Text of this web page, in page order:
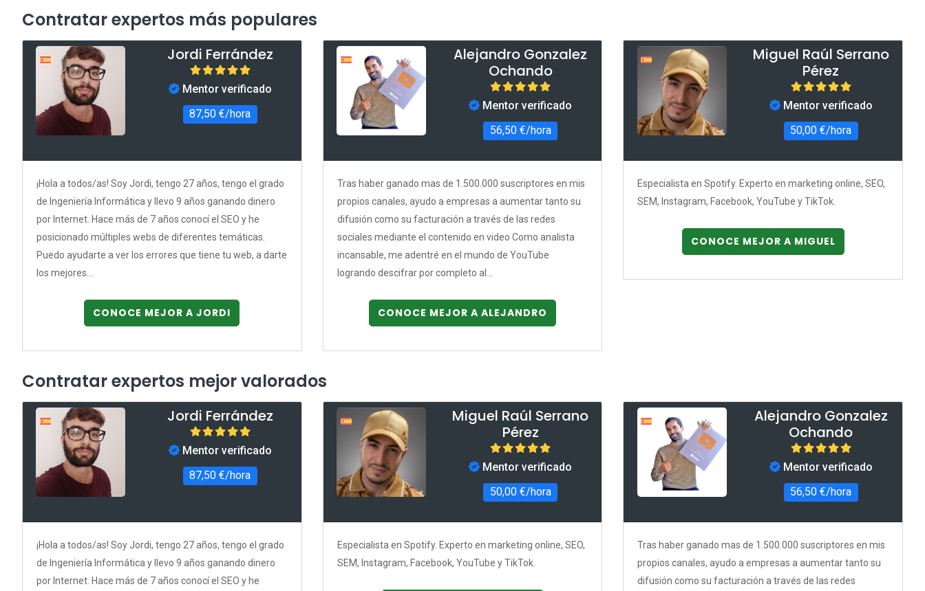
Contratar expertos más populares
Jordi Ferrández
Mentor verificado
87,50 €/hora
¡Hola a todos/as! Soy Jordi, tengo 27 años, tengo el grado
de Ingeniería Informática y llevo 9 años ganando dinero
por Internet. Hace más de 7 años conocí el SEO y he
posicionado múltiples webs de diferentes temáticas.
Puedo ayudarte a ver los errores que tiene tu web, a darte
los mejores...
CONOCE MEJOR A JORDI
Alejandro Gonzalez
Ochando
Mentor verificado
56,50 €/hora
Tras haber ganado mas de 1.500.000 suscriptores en mis
propios canales, ayudo a empresas a aumentar tanto su
difusión como su facturación a través de las redes
sociales mediante el contenido en video Como analista
incansable, me adentré en el mundo de YouTube
logrando descifrar por completo al...
CONOCE MEJOR A ALEJANDRO
Miguel Raúl Serrano
Pérez
Mentor verificado
50,00 €/hora
Especialista en Spotify. Experto en marketing online, SEO,
SEM, Instagram, Facebook, YouTube y TikTok.
CONOCE MEJOR A MIGUEL
Contratar expertos mejor valorados
Jordi Ferrández
Mentor verificado
87,50 €/hora
¡Hola a todos/as! Soy Jordi, tengo 27 años, tengo el grado
de Ingeniería Informática y llevo 9 años ganando dinero
por Internet. Hace más de 7 años conocí el SEO y he
Miguel Raúl Serrano
Pérez
Mentor verificado
50,00 €/hora
Especialista en Spotify. Experto en marketing online, SEO,
SEM, Instagram, Facebook, YouTube y TikTok.
Alejandro Gonzalez
Ochando
Mentor verificado
56,50 €/hora
Tras haber ganado mas de 1.500.000 suscriptores en mis
propios canales, ayudo a empresas a aumentar tanto su
difusión como su facturación a través de las redes